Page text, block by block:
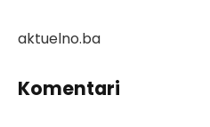
aktuelno.ba
Komentari